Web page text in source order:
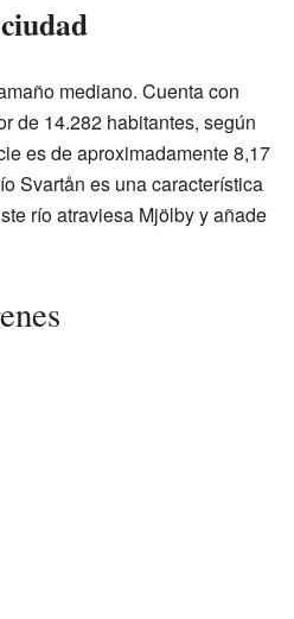
mediano. Cuenta con
de 14.282 habitantes, según
es de aproximadamente 8,17
Svartån es una característica
río atraviesa Mjölby y añade